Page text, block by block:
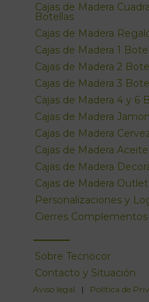
Cajas de Madera
Botellas
Cajas de Madera
Cajas de Madera 1
Cajas de Madera 2
Cajas de Madera 3
Cajas de Madera 4 y 6
Cajas de Madera
Cajas de Madera
Cajas de Madera
Cajas de Madera
Cajas de Madera
Personalizaciones y
Cierres Complementos
Sobre Tecnocor
Contacto y Situación
Aviso legal | Política de